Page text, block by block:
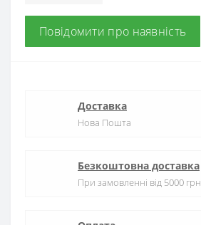
Повідомити про наявність
Доставка
Нова Пошта
Безкоштовна доставка
При замовленні від 5000 грн